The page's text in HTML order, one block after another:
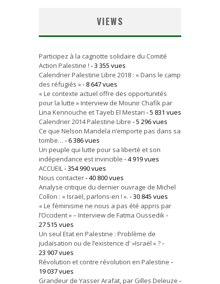
VIEWS
Participez à la cagnotte solidaire du Comité
Action Palestine ! - 3 355 vues
Calendrier Palestine Libre 2018 : « Dans le camp
des réfugiés »- 8 647 vues
« Le contexte actuel offre des opportunités
pour la lutte » Interview de Mounir Chafik par
Lina Kennouche et Tayeb El Mestari - 5 831 vues
Calendrier 2014 Palestine Libre - 5 296 vues
Ce que Nelson Mandela n’emporte pas dans sa
tombe… - 6 386 vues
Un peuple qui lutte pour sa liberté et son
indépendance est invincible - 4 919 vues
ACCUEIL- 354 990 vues
Nous contacter- 40 800 vues
Analyse critique du dernier ouvrage de Michel
Collon : « Israël, parlons-en ! ». - 30 845 vues
« Le féminisme ne nous a pas été appris par
l’Occident » – Interview de Fatma Oussedik-
27 515 vues
Un seul Etat en Palestine : Problème de
judaïsation ou de l’existence d' »Israël » ?-
23 907 vues
Révolution et contre révolution en Palestine -
19 037 vues
Grandeur de Yasser Arafat, par Gilles Deleuze -